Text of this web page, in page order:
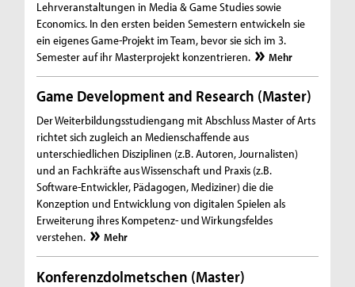
Lehrveranstaltungen in Media & Game Studies sowie
Economics. In den ersten beiden Semestern entwickeln sie
ein eigenes Game-Projekt im Team, bevor sie sich im 3.
Semester auf ihr Masterprojekt konzentrieren.
Mehr
Game Development and Research (Master)
Der Weiterbildungsstudiengang mit Abschluss Master of Arts
richtet sich zugleich an Medienschaffende aus
unterschiedlichen Disziplinen (z.B. Autoren, Journalisten)
und an Fachkräfte aus Wissenschaft und Praxis (z.B.
Software-Entwickler, Pädagogen, Mediziner) die die
Konzeption und Entwicklung von digitalen Spielen als
Erweiterung ihres Kompetenz- und Wirkungsfeldes
verstehen.
Mehr
Konferenzdolmetschen (Master)